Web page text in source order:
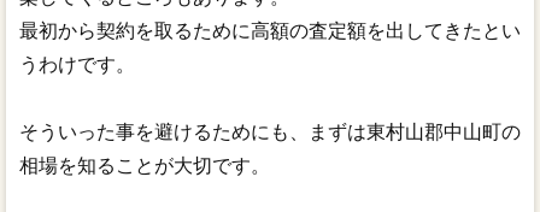
最初から契約を取るために高額の査定額を出してきたとい
うわけです。
そういった事を避けるためにも、まずは東村山郡中山町の
相場を知ることが大切です。